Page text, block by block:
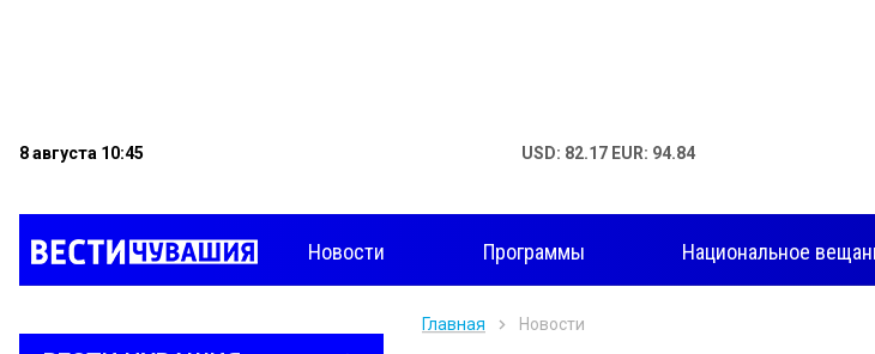
8 августа 10:45 USD: 82.17 EUR: 94.84
Новости Программы Национальное
Главная Новости